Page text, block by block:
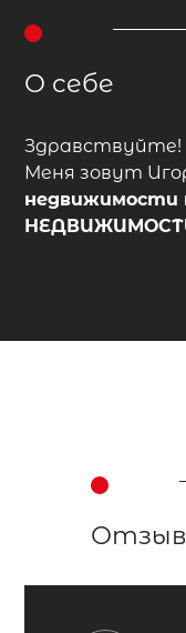
О себе
Здравствуйте!
Меня зовут
недвижимости